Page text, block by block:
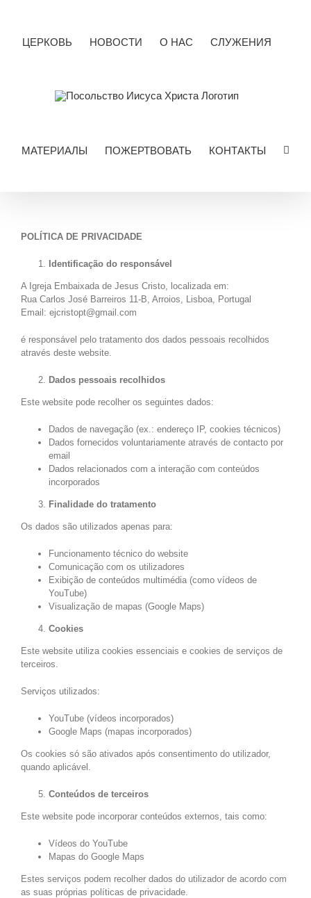
ЦЕРКОВЬ НОВОСТИ О НАС СЛУЖЕНИЯ
МАТЕРИАЛЫ ПОЖЕРТВОВАТЬ КОНТАКТЫ
POLÍTICA DE PRIVACIDADE
Identificação do responsável
A Igreja Embaixada de Jesus Cristo, localizada em:
Rua Carlos José Barreiros 11-B, Arroios, Lisboa, Portugal
Email: ejcristopt@gmail.com
é responsável pelo tratamento dos dados pessoais recolhidos
através deste website.
Dados pessoais recolhidos
Este website pode recolher os seguintes dados:
Dados de navegação (ex.: endereço IP, cookies técnicos)
Dados fornecidos voluntariamente através de contacto por
email
Dados relacionados com a interação com conteúdos
incorporados
Finalidade do tratamento
Os dados são utilizados apenas para:
Funcionamento técnico do website
Comunicação com os utilizadores
Exibição de conteúdos multimédia (como vídeos de
YouTube)
Visualização de mapas (Google Maps)
Cookies
Este website utiliza cookies essenciais e cookies de serviços de
terceiros.
Serviços utilizados:
YouTube (vídeos incorporados)
Google Maps (mapas incorporados)
Os cookies só são ativados após consentimento do utilizador,
quando aplicável.
Conteúdos de terceiros
Este website pode incorporar conteúdos externos, tais como:
Vídeos do YouTube
Mapas do Google Maps
Estes serviços podem recolher dados do utilizador de acordo com
as suas próprias políticas de privacidade.